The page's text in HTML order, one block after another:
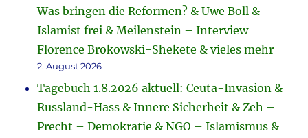
Was bringen die Reformen? & Uwe Boll &
Islamist frei & Meilenstein – Interview
Florence Brokowski-Shekete & vieles mehr
2. August 2026
Tagebuch 1.8.2026 aktuell: Ceuta-Invasion &
Russland-Hass & Innere Sicherheit & Zeh –
Precht – Demokratie & NGO – Islamismus &